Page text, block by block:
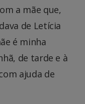
a mãe que,
de Letícia
é minha
de tarde e à
ajuda de